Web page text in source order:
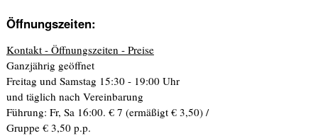
Öffnungszeiten:
Kontakt - Öffnungszeiten - Preise
Ganzjährig geöffnet
Freitag und Samstag 15:30 - 19:00 Uhr
und täglich nach Vereinbarung
Führung: Fr, Sa 16:00. € 7 (ermäßigt € 3,50) /
Gruppe € 3,50 p.p.